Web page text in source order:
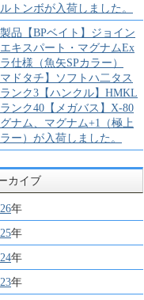
トンボが入荷しました。
品【BPベイト】ジョイン
エキスパート・マグナムEx
仕様（魚矢SPカラー）
マドタチ】ソフトハ二タス
ンク3【ハンクル】HMKL
ンク40【メガバス】X-80
ナム、マグナム+1（極上
ー）が入荷しました。
カイブ
年
年
年
年